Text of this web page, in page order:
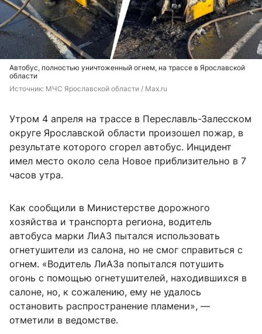
Автобус, полностью уничтоженный огнем, на трассе в Ярославской
области
Источник: МЧС Ярославской области / Max.ru
Утром 4 апреля на трассе в Переславль-Залесском
округе Ярославской области произошел пожар, в
результате которого сгорел автобус. Инцидент
имел место около села Новое приблизительно в 7
часов утра.
Как сообщили в Министерстве дорожного
хозяйства и транспорта региона, водитель
автобуса марки ЛиАЗ пытался использовать
огнетушители из салона, но не смог справиться с
огнем. «Водитель ЛиАЗа попытался потушить
огонь с помощью огнетушителей, находившихся в
салоне, но, к сожалению, ему не удалось
остановить распространение пламени», —
отметили в ведомстве.